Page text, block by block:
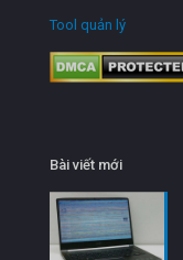
Tool quản lý
Bài viết mới